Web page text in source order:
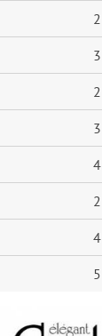
2
3
2
3
4
2
4
5